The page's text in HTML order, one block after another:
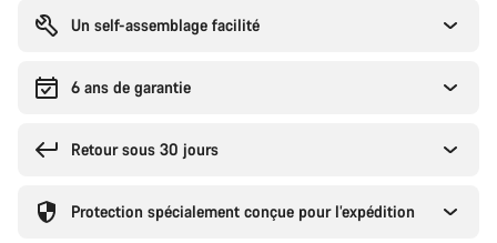
Un self-assemblage facilité
6 ans de garantie
Retour sous 30 jours
Protection spécialement conçue pour l’expédition